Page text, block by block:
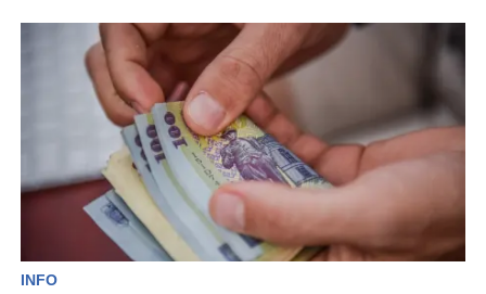
au stagnat în România. Acestea au rămas, totuși,
INFO